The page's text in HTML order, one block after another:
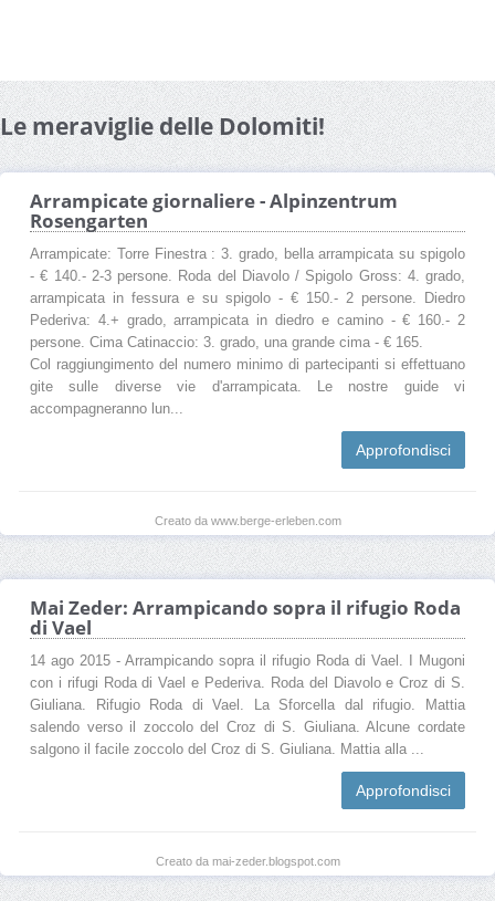
Le meraviglie delle Dolomiti!
Arrampicate giornaliere - Alpinzentrum
Rosengarten
Arrampicate: Torre Finestra : 3. grado, bella arrampicata su spigolo
- € 140.- 2-3 persone. Roda del Diavolo / Spigolo Gross: 4. grado,
arrampicata in fessura e su spigolo - € 150.- 2 persone. Diedro
Pederiva: 4.+ grado, arrampicata in diedro e camino - € 160.- 2
persone. Cima Catinaccio: 3. grado, una grande cima - € 165.
Col raggiungimento del numero minimo di partecipanti si effettuano
gite sulle diverse vie d'arrampicata. Le nostre guide vi
accompagneranno lun...
Approfondisci
Creato da www.berge-erleben.com
Mai Zeder: Arrampicando sopra il rifugio Roda
di Vael
14 ago 2015 - Arrampicando sopra il rifugio Roda di Vael. I Mugoni
con i rifugi Roda di Vael e Pederiva. Roda del Diavolo e Croz di S.
Giuliana. Rifugio Roda di Vael. La Sforcella dal rifugio. Mattia
salendo verso il zoccolo del Croz di S. Giuliana. Alcune cordate
salgono il facile zoccolo del Croz di S. Giuliana. Mattia alla ...
Approfondisci
Creato da mai-zeder.blogspot.com